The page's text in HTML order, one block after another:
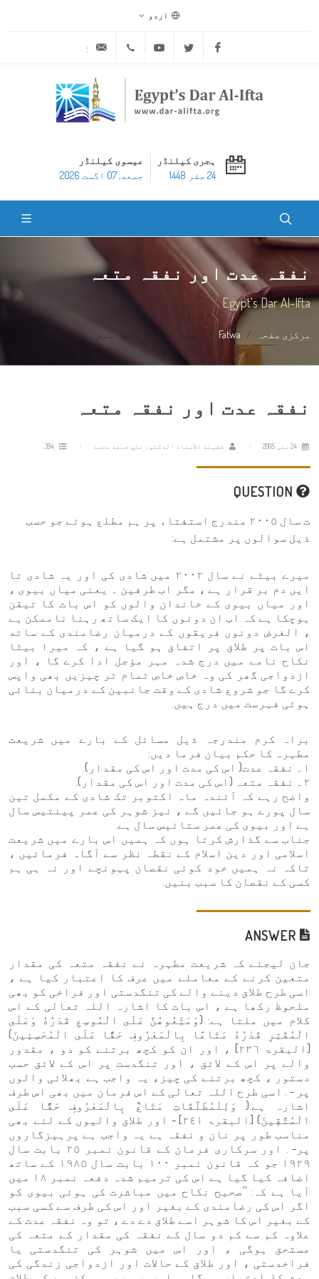
اردو
Facebook
Twitter
Youtube
ہجری کیلنڈر
24 صفر 1448
عیسوی کیلنڈر
جمعه, 07 اگست 2026
نفقہ عدت اور نفقہ متعہ
Egypt's Dar Al-Ifta
مرکزی صفحہ Fatwa نفقہ عدت اور نفقہ متعہ
نفقہ عدت اور نفقہ متعہ
فضيلة الأستاذ الدكتور علي جمعة محمد
ت سال ٢٠٠٥ مندرج استفتاء پر ہم مطلع ہوئے جو حسب
ذیل سوالوں پر مشتمل ہے:
میرے بیٹے نے سال ٢٠٠٢ میں شادی کی اور یہ شادی تا
ایں دم بر قرار ہے ، مگر اب طرفین ۔ یعنی میاں بیوی ،
اور میاں بیوی کے خاندان والوں کو اس بات کا تیقن
ہوچکا ہے کہ اب ان دونوں کا ایک ساتھ رہنا ناممکن ہے
، الغرض دونوں فریقوں کے درميان رضامندی كے ساته
اس بات پر طلاق پر اتفاق ہو گیا ہے ، کہ میرا بیٹا
نکاح نامے میں درج شدہ مہر مؤجل ادا کرے گا ، اور
ازدواجی گھر کی وہ خاص خاص تمام تر چیزیں بھی واپس
کرے گا جو شروع شادی کے وقت جانبین کے درمیان بنائی
ہوئی فہرست میں درج ہیں.
براہ کرم مندرجہ ذیل مسائل کے بارے میں شریعت
مطہرہ کا حکم بیان فرما دیں:
١۔ نفقہ عدت( اس کی مدت اور اس کی مقدار).
٢۔ نفقہ متعہ (اس کی مدت اور اس کی مقدار).
واضح رہے کہ آئندہ ماہ اکتوبر تک شادی کے مکمل تین
سال پورے ہو جائیں گے ، نیز شوہر کی عمر پينتیس سال
ہے اور بیوی کی عمر ستائیس سال ہے.
جناب سے گذارش کرتا ہوں کہ ہمیں اس بارے میں شریعت
اسلامی اور دین اسلام کے نقطہ نظر سے آگاہ فرمائیں ،
تاکہ نہ ہمیں خود کوئی نقصان پہونچے اور نہ ہی ہم
کسی کے نقصان کا سبب بنیں.
جان لیجئے کہ شریعت مطہرہ نے نفقہ متعہ کی مقدار
متعین کرنے کے معاملے میں عرف کا اعتبار کیا ہے ،
اسی طرح طلاق دینے والے کی تنگدستی اور فراخی کو بھی
ملحوظ رکھا ہے ، اس بات کا اشارہ اللہ تعالی کے اس
کلام میں ملتا ہے: (وَمَتِّعُوهُنَّ عَلَى الْمُوسِعِ قَدَرُهُ وَعَلَى
الْمُقْتِرِ قَدْرُهُ مَتَاعًا بِالْمَعْرُوفِ حَقًّا عَلَى الْمُحْسِنِينَ)
[البقرۃ ٢٣٦] ، اور ان کو کچھ برتنے کو دو ، مقدور
والے پر اس کے لائق ، اور تنگدست پر اس کے لائق حسب
دستور ، کچھ برتنے کی چیز، یہ واجب ہے بھلائی والوں
پر - . اسی طرح اللہ تعالی کے اس فرمان میں بھی اس طرف
اشارہ ہے:( وَلِلْمُطَلَّقَاتِ مَتَاعٌ بِالْمَعْرُوفِ حَقًّا عَلَى
الْمُتَّقِينَ) [البقرۃ ٢٤١] - اور طلاق والیوں کے لئے بھی
مناسب طور پر نان و نفقہ ہے یہ واجب ہے پرہیزگاروں
پر- . اور سرکاری فرمان کے قانون نمبر ٢٥ بابت سال
١٩٢٩ جو کہ قانون نمبر ١٠٠ بابت سال ١٩٨٥ کے ساتھ
اضافہ کیا گیا ہے اس کی ترمیم شدہ دفعہ نمبر ١٨ میں
آیا ہے کہ: ''صحیح نکاح میں مباشرت کی ہوئی بیوی کو
اگر اس کی رضامندی کے بغیر اور اس کی طرف سے کسی سبب
کے بغیر اس کا شوہر اسے طلاق دے دے ، تو وہ نفقہ عدت کے
علاوہ کم سے کم دو سال کے نفقہ کی مقدار کے متعہ کی
مستحق ہوگی ، اور اس میں شوہر کی تنگدستی یا
فراخدستی ، اور طلاق کے حالات اور ازدواجی زندگی کی